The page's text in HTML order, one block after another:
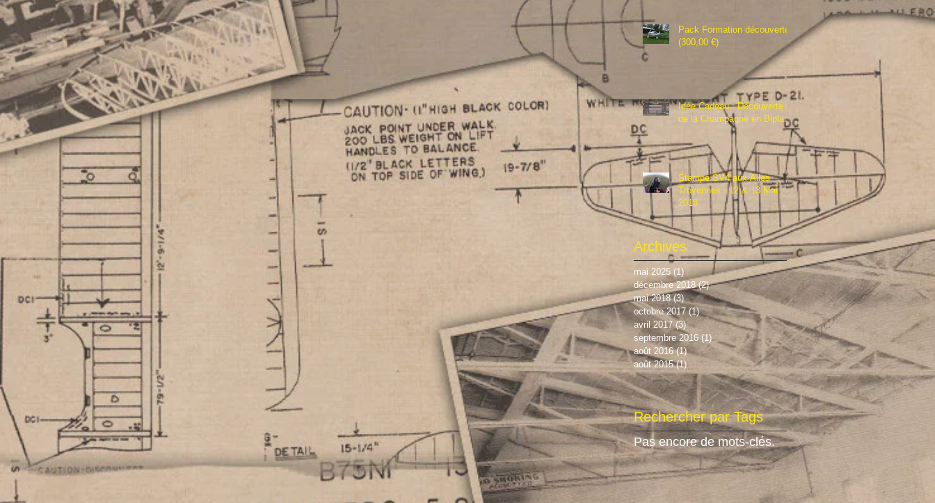
Pack Formation découverte
(300,00 €)
Idée Cadeau : Découverte
de la Champagne en Biplan
Stampe SV4 aux Ailes
Troyennes - 12 & 13 Mai
2018
Archives
mai 2025 (1) 1 post
décembre 2018 (2)2 posts
mai 2018 (3)3 posts
octobre 2017 (1)1 post
avril 2017 (3)3 posts
septembre 2016 (1)1 post
août 2016 (1)1 post
août 2015 (1) 1 post
Rechercher par Tags
Pas encore de mots-clés.